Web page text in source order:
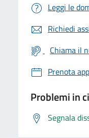
Leggi le
Richiedi
Chiama il
Prenota
Problemi in
Segnala